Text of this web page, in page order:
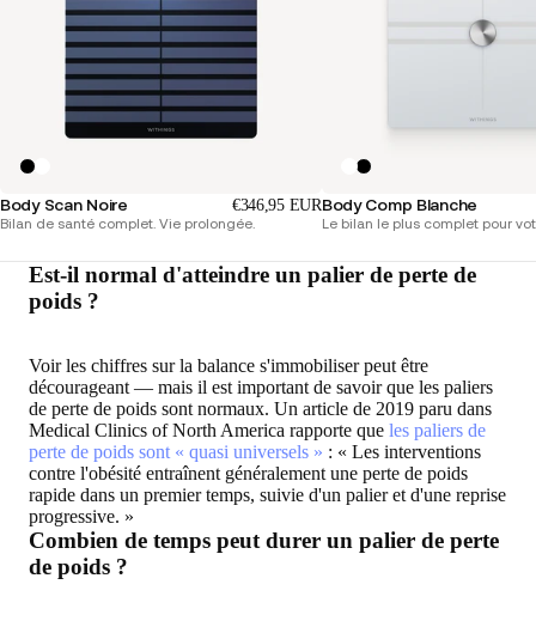
Body Scan Noire €346,95 EUR
Bilan de santé complet. Vie prolongée.
Body Comp Blanche
Le bilan le plus complet pour
Est-il normal d'atteindre un palier de perte de
poids ?
Voir les chiffres sur la balance s'immobiliser peut être
décourageant — mais il est important de savoir que les paliers
de perte de poids sont normaux. Un article de 2019 paru dans
Medical Clinics of North America rapporte que les paliers de
perte de poids sont « quasi universels » : « Les interventions
contre l'obésité entraînent généralement une perte de poids
rapide dans un premier temps, suivie d'un palier et d'une reprise
progressive. »
Combien de temps peut durer un palier de perte
de poids ?